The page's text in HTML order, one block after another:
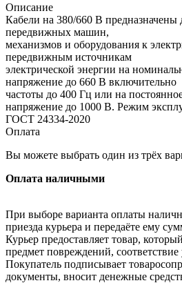
Описание
Кабели на 380/660 В предназначены
передвижных машин,
механизмов и оборудования к
передвижным источникам
электрической энергии на
напряжение до 660 В включительно
частоты до 400 Гц или на
напряжение до 1000 В. Режим
ГОСТ 24334-2020
Оплата
Вы можете выбрать один из трёх
Оплата наличными
При выборе варианта оплаты
приезда курьера и передаёте ему
Курьер предоставляет товар,
предмет повреждений,
Покупатель подписывает
документы, вносит денежные